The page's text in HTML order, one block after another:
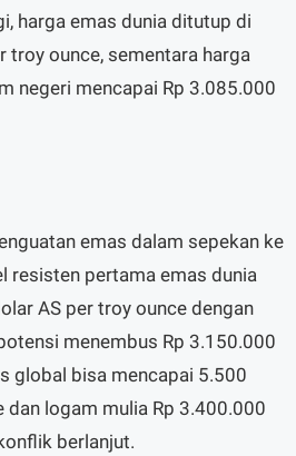
harga emas dunia ditutup di
troy ounce, sementara harga
negeri mencapai Rp 3.085.000
emas dalam sepekan ke
resisten pertama emas dunia
AS per troy ounce dengan
menembus Rp 3.150.000
global bisa mencapai 5.500
dan logam mulia Rp 3.400.000
berlanjut.